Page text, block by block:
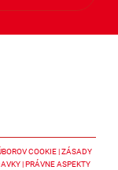
COOKIE ZÁSADY
PRÁVNE ASPEKTY